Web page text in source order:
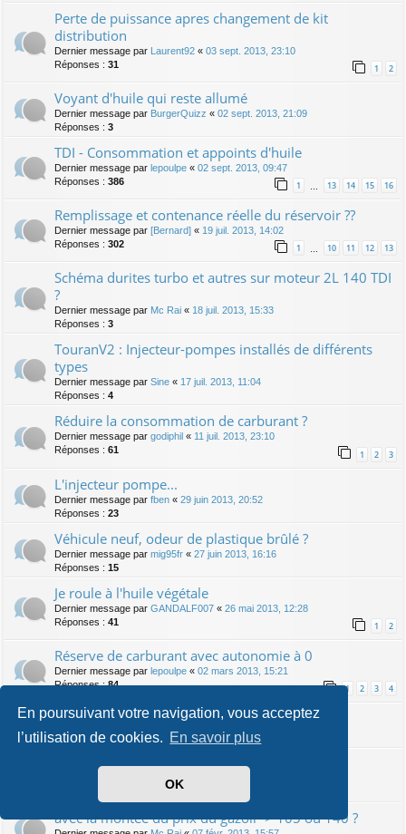
En poursuivant votre navigation, vous acceptez
l’utilisation de cookies. En savoir plus
OK
Perte de puissance apres changement de kit
distribution
Dernier message par Laurent92 « 03 sept. 2013, 23:10
Réponses : 31 1 2
Voyant d'huile qui reste allumé
Dernier message par BurgerQuizz « 02 sept. 2013, 21:09
Réponses : 3
TDI - Consommation et appoints d'huile
Dernier message par lepoulpe « 02 sept. 2013, 09:47
Réponses : 386 1 … 13 14 15 16
Remplissage et contenance réelle du réservoir ??
Dernier message par [Bernard] « 19 juil. 2013, 14:02
Réponses : 302 1 … 10 11 12 13
Schéma durites turbo et autres sur moteur 2L 140 TDI
?
Dernier message par Mc Rai « 18 juil. 2013, 15:33
Réponses : 3
TouranV2 : Injecteur-pompes installés de différents
types
Dernier message par Sine « 17 juil. 2013, 11:04
Réponses : 4
Réduire la consommation de carburant ?
Dernier message par godiphil « 11 juil. 2013, 23:10
Réponses : 61 1 2 3
L'injecteur pompe...
Dernier message par fben « 29 juin 2013, 20:52
Réponses : 23
Véhicule neuf, odeur de plastique brûlé ?
Dernier message par mig95fr « 27 juin 2013, 16:16
Réponses : 15
Je roule à l'huile végétale
Dernier message par GANDALF007 « 26 mai 2013, 12:28
Réponses : 41 1 2
Réserve de carburant avec autonomie à 0
Dernier message par lepoulpe « 02 mars 2013, 15:21
Réponses :84 1 2 3 4
Où est le numéro de culasse ?
Dernier message parFrontline «10 févr. 2013, 14:14
Quel TDI pour meilleure revente : 140 ou 105 ?
Frontline
avec la montée du prix du gazoil -> 105 ou 140 ?